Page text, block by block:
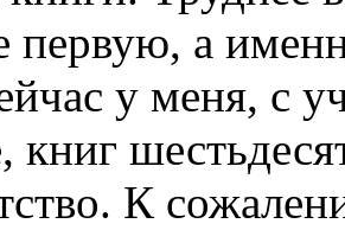
первую, а
у меня, с
книг
К